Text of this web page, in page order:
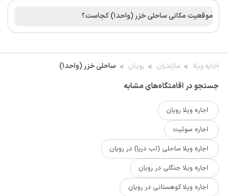
موقعیت مکانی ساحلی خزر (واحد1) کجاست؟
اجاره ویلا مازندران رویان ساحلی خزر (واحد1)
جستجو در اقامتگاه‌های مشابه
اجاره ویلا رویان
اجاره سوئیت
اجاره ویلا ساحلی (لب دریا) در رویان
اجاره ویلا جنگلی در رویان
اجاره ویلا کوهستانی در رویان